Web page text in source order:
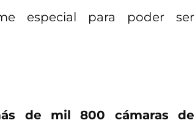
especial para poder ser
de mil 800 cámaras de